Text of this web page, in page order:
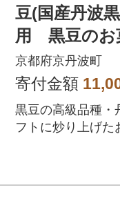
豆(国産丹波
用 黒豆のお
京都府京丹波町
寄付金額
黒豆の高級品種・
フトに炒り上げた